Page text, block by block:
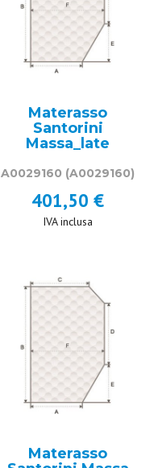
Materasso
Santorini
Massa_late
A0029160 (A0029160)
401,50 €
IVA inclusa
Materasso